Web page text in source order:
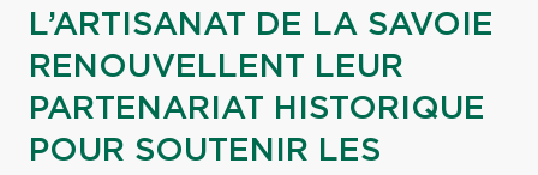
L’ARTISANAT DE LA SAVOIE
RENOUVELLENT LEUR
PARTENARIAT HISTORIQUE
POUR SOUTENIR LES